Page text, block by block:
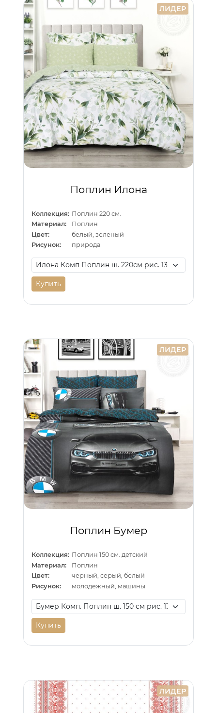
ЛИДЕР
Поплин Илона
Коллекция: Поплин 220 см.
Материал:
Поплин
Цвет:
белый, зеленый
Рисунок:
природа
Купить
ЛИДЕР
Поплин Бумер
Коллекция: Поплин 150 см. детский
Материал:
Поплин
Цвет:
черный, серый, белый
Рисунок:
молодежный, машины
Купить
ЛИДЕР